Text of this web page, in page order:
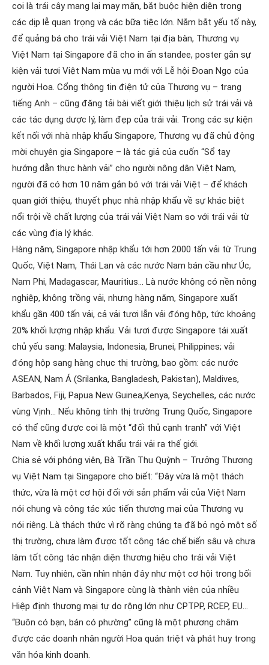
coi là trái cây mang lại may mắn, bắt buộc hiện diện trong
các dịp lễ quan trọng và các bữa tiệc lớn. Nắm bắt yếu tố này,
để quảng bá cho trái vải Việt Nam tại địa bàn, Thương vụ
Việt Nam tại Singapore đã cho in ấn standee, poster gắn sự
kiện vải tươi Việt Nam mùa vụ mới với Lễ hội Đoan Ngọ của
người Hoa. Cổng thông tin điện tử của Thương vụ – trang
tiếng Anh – cũng đăng tải bài viết giới thiệu lịch sử trái vải và
các tác dụng dược lý, làm đẹp của trái vải. Trong các sự kiện
kết nối với nhà nhập khẩu Singapore, Thương vụ đã chủ động
mời chuyên gia Singapore – là tác giả của cuốn “Sổ tay
hướng dẫn thực hành vải” cho người nông dân Việt Nam,
người đã có hơn 10 năm gắn bó với trái vải Việt – để khách
quan giới thiệu, thuyết phục nhà nhập khẩu về sự khác biệt
nổi trội về chất lượng của trái vải Việt Nam so với trái vải từ
các vùng địa lý khác.
Hàng năm, Singapore nhập khẩu tới hơn 2000 tấn vải từ Trung
Quốc, Việt Nam, Thái Lan và các nước Nam bán cầu như Úc,
Nam Phi, Madagascar, Mauritius… Là nước không có nền nông
nghiệp, không trồng vải, nhưng hàng năm, Singapore xuất
khẩu gần 400 tấn vải, cả vải tươi lẫn vải đóng hộp, tức khoảng
20% khối lượng nhập khẩu. Vải tươi được Singapore tái xuất
chủ yếu sang: Malaysia, Indonesia, Brunei, Philippines; vải
đóng hộp sang hàng chục thị trường, bao gồm: các nước
ASEAN, Nam Á (Srilanka, Bangladesh, Pakistan), Maldives,
Barbados, Fiji, Papua New Guinea,Kenya, Seychelles, các nước
vùng Vịnh… Nếu không tính thị trường Trung Quốc, Singapore
có thể cũng được coi là một “đối thủ cạnh tranh” với Việt
Nam về khối lượng xuất khẩu trái vải ra thế giới.
Chia sẻ với phóng viên, Bà Trần Thu Quỳnh – Trưởng Thương
vụ Việt Nam tại Singapore cho biết: “Đây vừa là một thách
thức, vừa là một cơ hội đối với sản phẩm vải của Việt Nam
nói chung và công tác xúc tiến thương mại của Thương vụ
nói riêng. Là thách thức vì rõ ràng chúng ta đã bỏ ngỏ một số
thị trường, chưa làm được tốt công tác chế biến sâu và chưa
làm tốt công tác nhận diện thương hiệu cho trái vải Việt
Nam. Tuy nhiên, cần nhìn nhận đây như một cơ hội trong bối
cảnh Việt Nam và Singapore cùng là thành viên của nhiều
Hiệp định thương mại tự do rộng lớn như CPTPP, RCEP, EU…
“Buôn có bạn, bán có phường” cũng là một phương châm
được các doanh nhân người Hoa quán triệt và phát huy trong
văn hóa kinh doanh.